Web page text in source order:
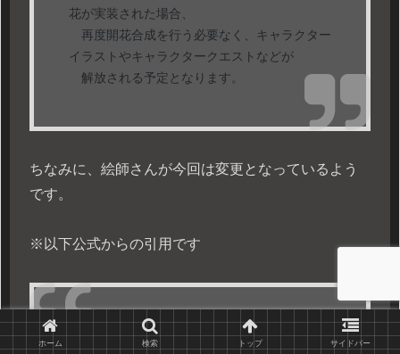
花が実装された場合、
再度開花合成を行う必要なく、キャラクター
イラストやキャラクタークエストなどが
解放される予定となります。
ちなみに、絵師さんが今回は変更となっているよう
です。
※以下公式からの引用です
▼一部キャラクターの担当イラストレーター変更につ
いて
ホーム 検索 トップ サイドバー